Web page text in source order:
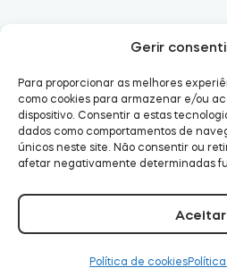
Gerir
Para proporcionar as melhores
como cookies para armazenar e/ou
dispositivo. Consentir a estas
dados como comportamentos de
únicos neste site. Não consentir ou
afetar negativamente determinadas
Aceitar
Política de cookies
Tedee Keypad PRO
Tedee Biometric